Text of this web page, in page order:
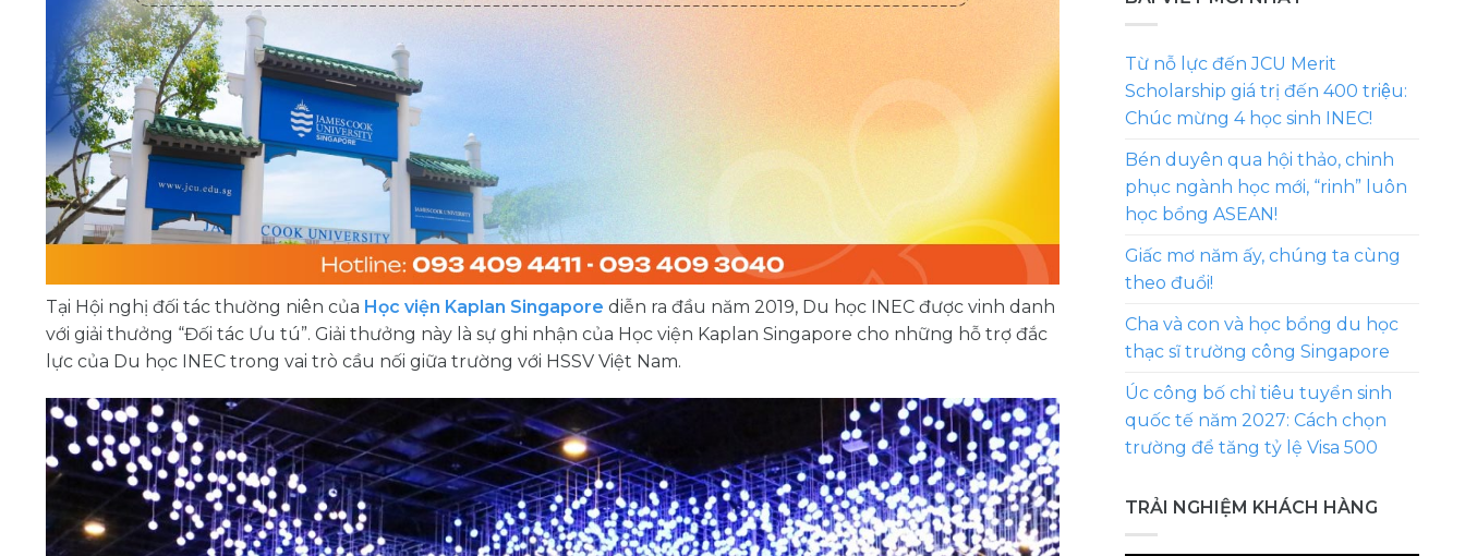
Tại Hội nghị đối tác thường niên của Học viện Kaplan Singapore diễn ra đầu năm 2019, Du học INEC được vinh danh
với giải thưởng “Đối tác Ưu tú”. Giải thưởng này là sự ghi nhận của Học viện Kaplan Singapore cho những hỗ trợ đắc
lực của Du học INEC trong vai trò cầu nối giữa trường với HSSV Việt Nam.
Từ nỗ lực đến JCU Merit
Scholarship giá trị đến 400 triệu:
Chúc mừng 4 học sinh INEC!
Bén duyên qua hội thảo, chinh
phục ngành học mới, “rinh” luôn
học bổng ASEAN!
Giấc mơ năm ấy, chúng ta cùng
theo đuổi!
Cha và con và học bổng du học
thạc sĩ trường công Singapore
Úc công bố chỉ tiêu tuyển sinh
quốc tế năm 2027: Cách chọn
trường để tăng tỷ lệ Visa 500
TRẢI NGHIỆM KHÁCH HÀNG